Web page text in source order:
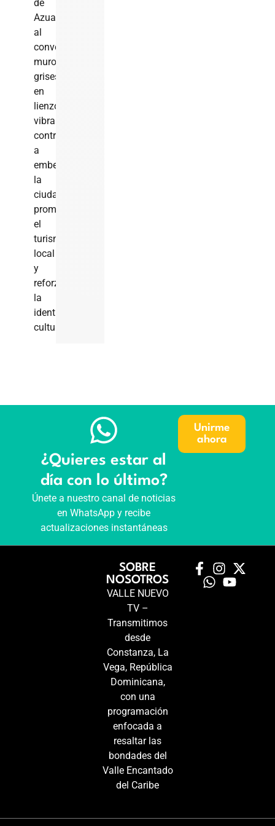
de
Azua
al
convertir
muros
grises
en
lienzos
vibrantes,
contribuyendo
a
embellecer
la
ciudad,
promover
el
turismo
local
y
reforzar
la
identidad
cultural.
¿Quieres estar al
día con lo último?
Únete a nuestro canal de noticias
en WhatsApp y recibe
actualizaciones instantáneas
Unirme
ahora
SOBRE
NOSOTROS
VALLE NUEVO
TV –
Transmitimos
desde
Constanza, La
Vega, República
Dominicana,
con una
programación
enfocada a
resaltar las
bondades del
Valle Encantado
del Caribe